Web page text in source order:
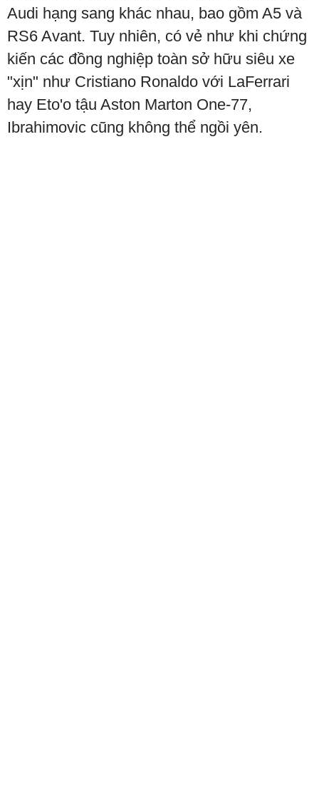
Audi hạng sang khác nhau, bao gồm A5 và
RS6 Avant. Tuy nhiên, có vẻ như khi chứng
kiến các đồng nghiệp toàn sở hữu siêu xe
"xịn" như Cristiano Ronaldo với LaFerrari
hay Eto'o tậu Aston Marton One-77,
Ibrahimovic cũng không thể ngồi yên.